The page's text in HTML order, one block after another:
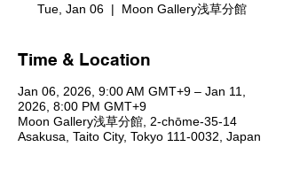
Tue, Jan 06
  |
Moon Gallery浅草分館
Time & Location
Jan 06, 2026, 9:00 AM GMT+9 – Jan 11,
2026, 8:00 PM GMT+9
Moon Gallery浅草分館, 2-chōme-35-14
Asakusa, Taito City, Tokyo 111-0032, Japan